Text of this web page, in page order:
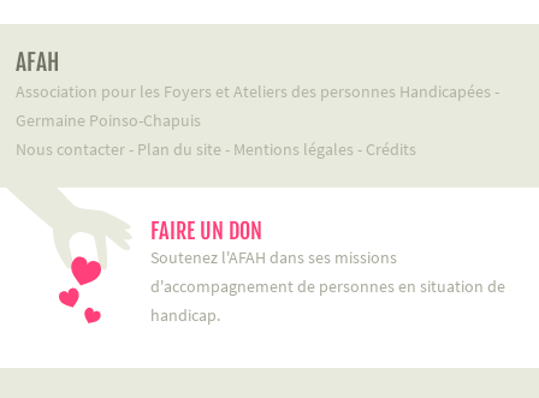
AFAH
Association pour les Foyers et Ateliers des personnes Handicapées -
Germaine Poinso-Chapuis
Nous contacter- Plan du site - Mentions légales - Crédits
FAIRE UN DON
Soutenez l'AFAH dans ses missions
d'accompagnement de personnes en situation de
handicap.